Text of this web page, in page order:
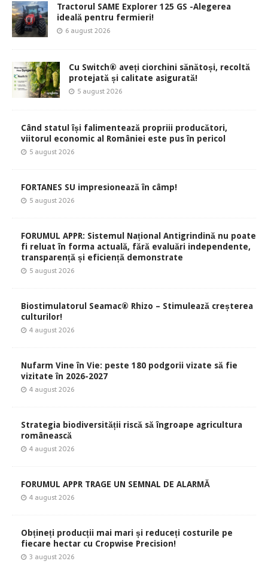
Tractorul SAME Explorer 125 GS -Alegerea
ideală pentru fermieri!
6 august 2026
Cu Switch® aveți ciorchini sănătoși, recoltă
protejată și calitate asigurată!
5 august 2026
Când statul își falimentează propriii producători,
viitorul economic al României este pus în pericol
5 august 2026
FORTANES SU impresionează în câmp!
5 august 2026
FORUMUL APPR: Sistemul Național Antigrindină nu poate
fi reluat în forma actuală, fără evaluări independente,
transparență și eficiență demonstrate
5 august 2026
Biostimulatorul Seamac® Rhizo – Stimulează creșterea
culturilor!
4 august 2026
Nufarm Vine în Vie: peste 180 podgorii vizate să fie
vizitate în 2026-2027
4 august 2026
Strategia biodiversității riscă să îngroape agricultura
românească
4 august 2026
FORUMUL APPR TRAGE UN SEMNAL DE ALARMĂ
4 august 2026
Obțineți producții mai mari și reduceți costurile pe
fiecare hectar cu Cropwise Precision!
3 august 2026